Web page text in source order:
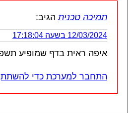
תמיכה טכנית הגיב:
12/03/2024 בשעה 17:18:04
איפה ראית בדף שמופיע
התחבר למערכת כדי